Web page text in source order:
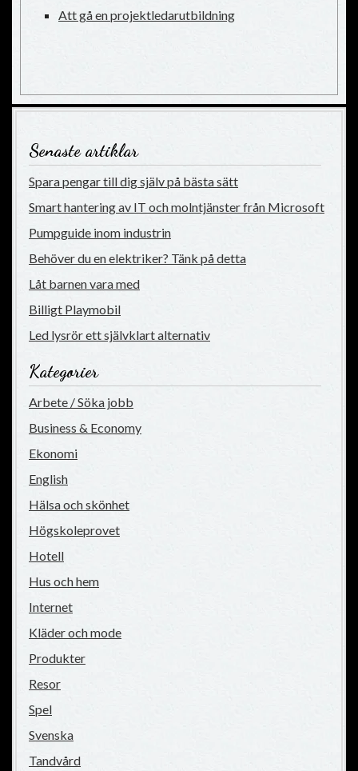
Att gå en projektledarutbildning
Senaste artiklar
Spara pengar till dig själv på bästa sätt
Smart hantering av IT och molntjänster från Microsoft
Pumpguide inom industrin
Behöver du en elektriker? Tänk på detta
Låt barnen vara med
Billigt Playmobil
Led lysrör ett självklart alternativ
Kategorier
Arbete / Söka jobb
Business & Economy
Ekonomi
English
Hälsa och skönhet
Högskoleprovet
Hotell
Hus och hem
Internet
Kläder och mode
Produkter
Resor
Spel
Svenska
Tandvård